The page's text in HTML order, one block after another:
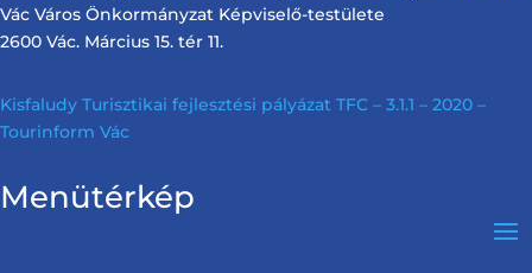
Vác Város Önkormányzat Képviselő-testülete
2600 Vác. Március 15. tér 11.
Kisfaludy Turisztikai fejlesztési pályázat TFC – 3.1.1 – 2020 –
Tourinform Vác
Menütérkép